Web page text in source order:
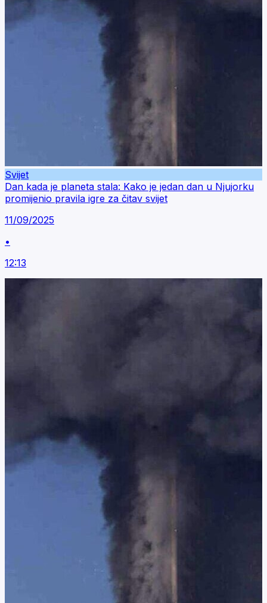
Svijet
Dan kada je planeta stala: Kako je jedan dan u Njujorku
promijenio pravila igre za čitav svijet
11/09/2025
•
12:13